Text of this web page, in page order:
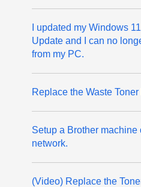
I updated my Windows
Update and I can no
from my PC.
Replace the Waste Toner
Setup a Brother
network.
(Video) Replace the